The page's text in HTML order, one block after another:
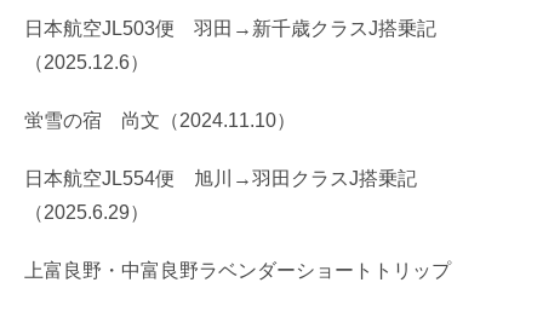
日本航空JL503便 羽田→新千歳クラスJ搭乗記
（2025.12.6）
蛍雪の宿 尚文（2024.11.10）
日本航空JL554便 旭川→羽田クラスJ搭乗記
（2025.6.29）
上富良野・中富良野ラベンダーショートトリップ